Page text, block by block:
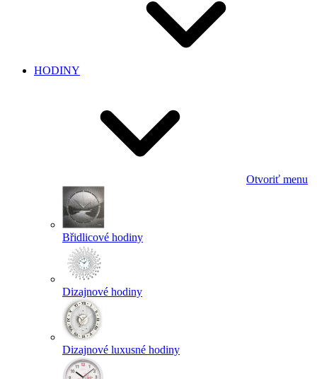
HODINY
Otvoriť menu
Břidlicové hodiny
Dizajnové hodiny
Dizajnové luxusné hodiny